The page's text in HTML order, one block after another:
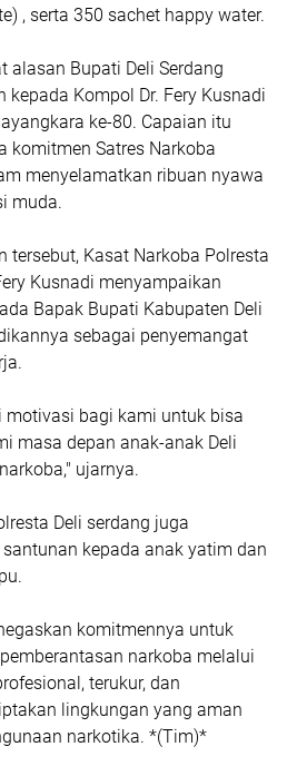
, serta 350 sachet happy water.
alasan Bupati Deli Serdang
kepada Kompol Dr. Fery Kusnadi
ke-80. Capaian itu
komitmen Satres Narkoba
menyelamatkan ribuan nyawa
muda.
tersebut, Kasat Narkoba Polresta
Kusnadi menyampaikan
Bapak Bupati Kabupaten Deli
sebagai penyemangat
motivasi bagi kami untuk bisa
masa depan anak-anak Deli
ujarnya.
Deli serdang juga
kepada anak yatim dan
komitmennya untuk
narkoba melalui
terukur, dan
lingkungan yang aman
narkotika. *(Tim)*